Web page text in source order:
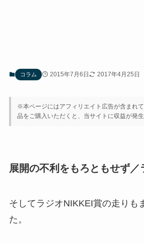
コラム 2015年7月6日 2017年4月25日
※本ページにはアフィリエイト広告が含まれ
品をご購入いただくと、当サイトに収益が発
展開の不利をもろともせず
そしてラジオNIKKEI賞の走りも
た。